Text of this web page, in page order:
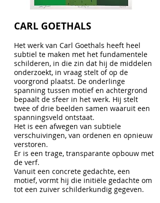
CARL GOETHALS
Het werk van Carl Goethals heeft heel
subtiel te maken met het fundamentele
schilderen, in die zin dat hij de middelen
onderzoekt, in vraag stelt of op de
voorgrond plaatst. De onderlinge
spanning tussen motief en achtergrond
bepaalt de sfeer in het werk. Hij stelt
twee of drie beelden samen waaruit een
spanningsveld ontstaat.
Het is een afwegen van subtiele
verschuivingen, van ordenen en opnieuw
verstoren.
Er is een trage, transparante opbouw met
de verf.
Vanuit een concrete gedachte, een
motief, vormt hij die initiële gedachte om
tot een zuiver schilderkundig gegeven.